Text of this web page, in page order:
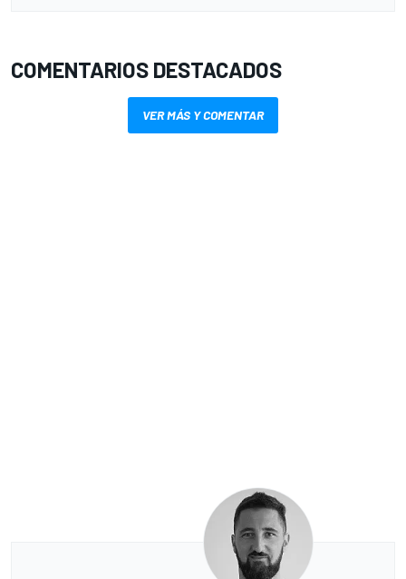
COMENTARIOS DESTACADOS
VER MÁS Y COMENTAR